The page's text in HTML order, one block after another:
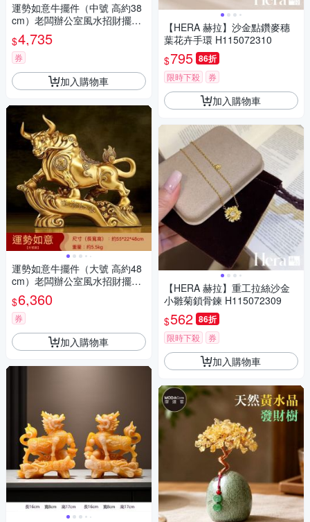
運勢如意牛擺件（中號 高約38
cm）老闆辦公室風水招財擺件
客廳酒櫃裝飾品 公司店鋪開業
禮物
$4,735
券
加入購物車
運勢如意牛擺件（大號 高約48
cm）老闆辦公室風水招財擺件
客廳酒櫃前台裝飾品 公司店鋪
開業禮物
$6,360
券
加入購物車
【HERA 赫拉】沙金點鑽麥穗
葉花卉手環 H115072310
$795 86折
限時下殺 券
加入購物車
【HERA 赫拉】重工拉絲沙金
小雛菊鎖骨鍊 H115072309
$562 86折
限時下殺 券
加入購物車